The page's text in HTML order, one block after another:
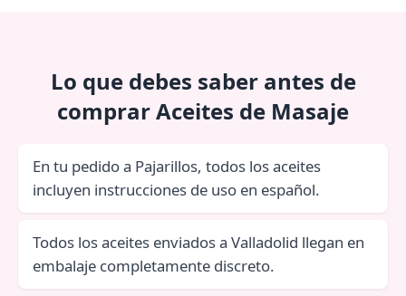
Lo que debes saber antes de
comprar Aceites de Masaje
En tu pedido a Pajarillos, todos los aceites
incluyen instrucciones de uso en español.
Todos los aceites enviados a Valladolid llegan en
embalaje completamente discreto.